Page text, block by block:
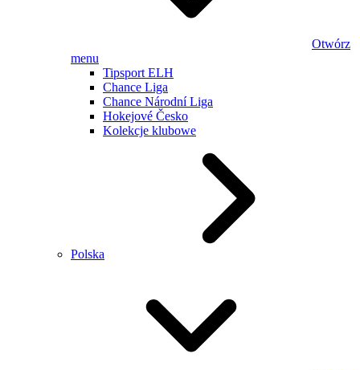
Otwórz
menu
Tipsport ELH
Chance Liga
Chance Národní Liga
Hokejové Česko
Kolekcje klubowe
Polska